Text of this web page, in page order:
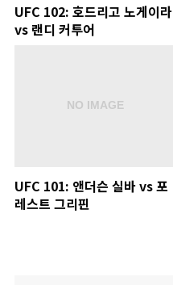
UFC 102: 호드리고 노게이라
vs 랜디 커투어
UFC 101: 앤더슨 실바 vs 포
레스트 그리핀